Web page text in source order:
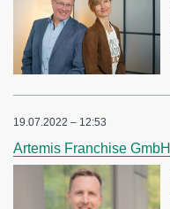
19.07.2022 – 12:53
Artemis Franchise GmbH